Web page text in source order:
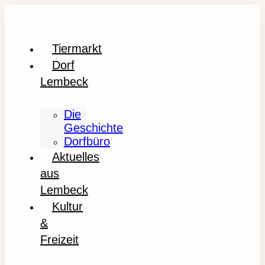
Tiermarkt
Dorf
Lembeck
Die
Geschichte
Dorfbüro
Aktuelles
aus
Lembeck
Kultur
&
Freizeit